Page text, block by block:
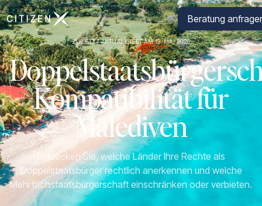
Zur Startseite von CitizenX Beratung
ZULETZT AKTUALISIERT AM 19. MAI 2026
Kompatibilität für
Malediven
Entdecken Sie, welche Länder Ihre Rechte als
Doppelstaatsbürger rechtlich anerkennen und welche
Mehrfachstaatsbürgerschaft einschränken oder verbieten.